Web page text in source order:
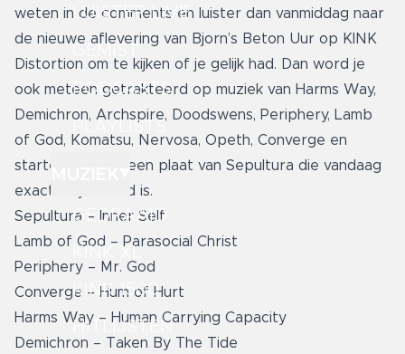
LUISTER LIVE
PODCASTS
PLAYLISTS
GEDRAAID
KINK XL
KINK 1500
HITLIJSTEN
weten in de comments en luister dan vanmiddag naar
de nieuwe aflevering van Bjorn’s Beton Uur op KINK
Distortion om te kijken of je gelijk had. Dan word je
ook meteen getrakteerd op muziek van Harms Way,
Demichron, Archspire, Doodswens, Periphery, Lamb
of God, Komatsu, Nervosa, Opeth, Converge en
starten we met een plaat van Sepultura die vandaag
exact 37 jaar oud is.
Sepultura – Inner Self
Lamb of God – Parasocial Christ
Periphery – Mr. God
Converge – Hum of Hurt
Harms Way – Human Carrying Capacity
Demichron – Taken By The Tide